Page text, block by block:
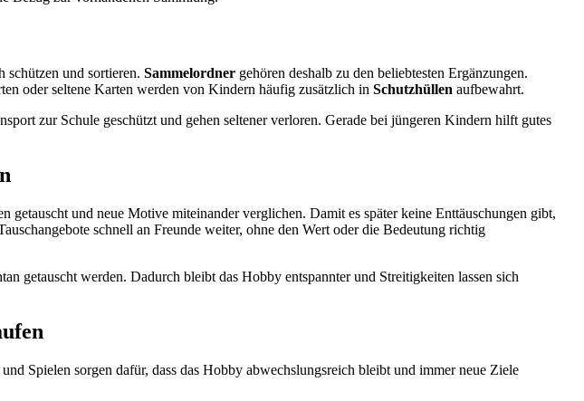
und sortieren. Sammelordner gehören deshalb zu den beliebtesten Ergänzungen.
oder seltene Karten werden von Kindern häufig zusätzlich in Schutzhüllen aufbewahrt.
zur Schule geschützt und gehen seltener verloren. Gerade bei jüngeren Kindern hilft gutes
und neue Motive miteinander verglichen. Damit es später keine Enttäuschungen gibt,
schnell an Freunde weiter, ohne den Wert oder die Bedeutung richtig
getauscht werden. Dadurch bleibt das Hobby entspannter und Streitigkeiten lassen sich
Spielen sorgen dafür, dass das Hobby abwechslungsreich bleibt und immer neue Ziele